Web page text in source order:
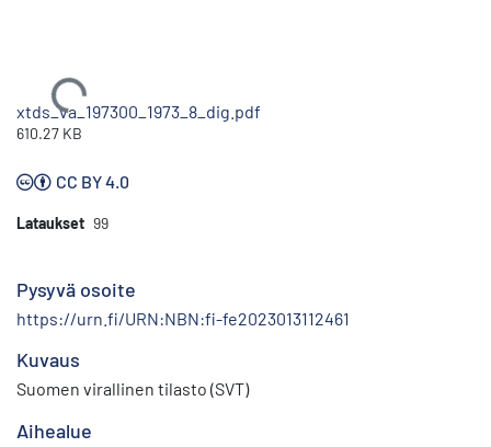
Ladataan...
xtds_va_197300_1973_8_dig.pdf
610.27 KB
CC BY 4.0
Lataukset 99
Pysyvä osoite
https://urn.fi/URN:NBN:fi-fe2023013112461
Kuvaus
Suomen virallinen tilasto (SVT)
Aihealue